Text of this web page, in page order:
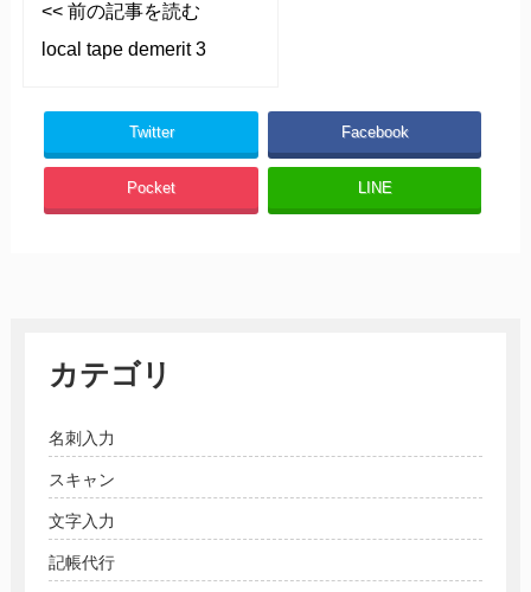
<< 前の記事を読む
local tape demerit 3
Twitter Facebook
Pocket LINE
カテゴリ
名刺入力
スキャン
文字入力
記帳代行